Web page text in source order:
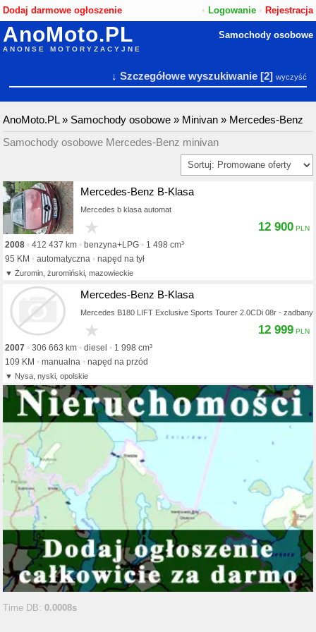
Dodaj darmowe ogłoszenie • Logowanie• Rejestracja
AnoMoto.PL
ANONSE MOTORYZACYJNE
Samochody osobowe
↓ Szczegółowe wyszukiwanie[2] wyczyść
AnoMoto.PL» Samochody osobowe » Minivan » Mercedes-Benz
Samochody osobowe Mercedes-Benz minivan
Mercedes-Benz B-Klasa
Mercedes b klasa automat
2008 412 437 km benzyna+LPG
1 498 cm³
95 KM
automatyczna napęd na tył
Żuromin, żuromiński, mazowieckie
12 900
Mercedes-Benz B-Klasa
Mercedes B180 LIFT Exclusive Sports Tourer 2.0CDi 08r - zadbany,
2007 306 663 km diesel
1 998 cm³
109 KM
manualna napęd na przód
Nysa, nyski, opolskie
12 999
Time DB:0.0008s